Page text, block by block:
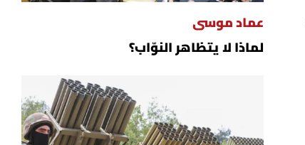
عماد موسى
لماذا لا يتظاهر النوّاب؟